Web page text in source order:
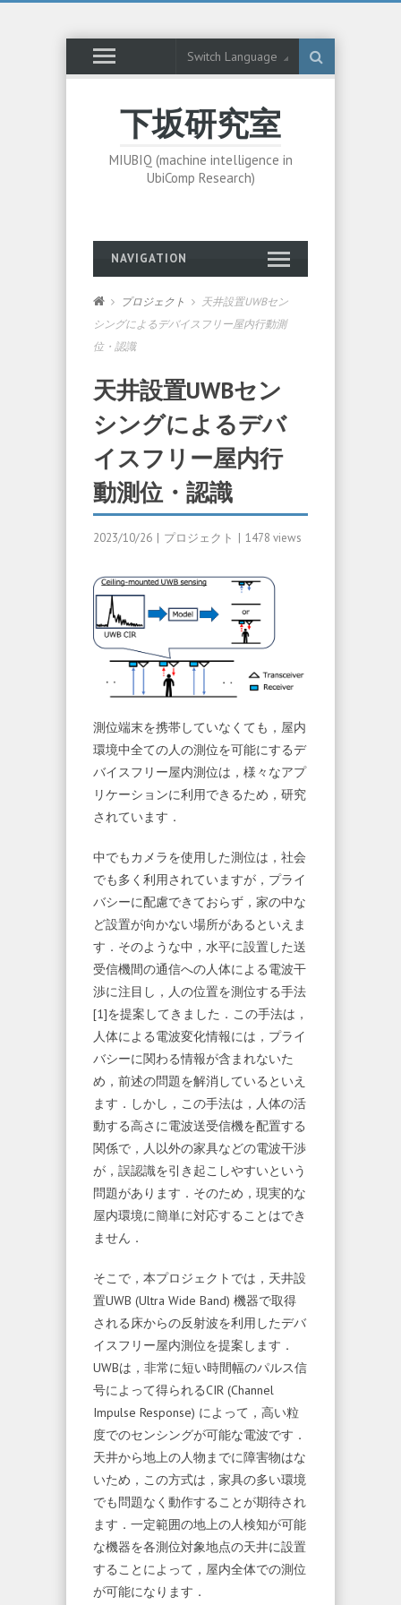
Switch Language
下坂研究室
MIUBIQ (machine intelligence in
UbiComp Research)
NAVIGATION
プロジェクト
天井設置UWBセン
シングによるデバイスフリー屋内行動測
位・認識
天井設置UWBセン
シングによるデバ
イスフリー屋内行
動測位・認識
2023/10/26 | プロジェクト | 1478 views
測位端末を携帯していなくても，屋内
環境中全ての人の測位を可能にするデ
バイスフリー屋内測位は，様々なアプ
リケーションに利用できるため，研究
されています．
中でもカメラを使用した測位は，社会
でも多く利用されていますが，プライ
バシーに配慮できておらず，家の中な
ど設置が向かない場所があるといえま
す．そのような中，水平に設置した送
受信機間の通信への人体による電波干
渉に注目し，人の位置を測位する手法
[1]を提案してきました．この手法は，
人体による電波変化情報には，プライ
バシーに関わる情報が含まれないた
め，前述の問題を解消しているといえ
ます．しかし，この手法は，人体の活
動する高さに電波送受信機を配置する
関係で，人以外の家具などの電波干渉
が，誤認識を引き起こしやすいという
問題があります．そのため，現実的な
屋内環境に簡単に対応することはでき
ません．
そこで，本プロジェクトでは，天井設
置UWB (Ultra Wide Band) 機器で取得
される床からの反射波を利用したデバ
イスフリー屋内測位を提案します．
UWBは，非常に短い時間幅のパルス信
号によって得られるCIR (Channel
Impulse Response) によって，高い粒
度でのセンシングが可能な電波です．
天井から地上の人物までに障害物はな
いため，この方式は，家具の多い環境
でも問題なく動作することが期待され
ます．一定範囲の地上の人検知が可能
な機器を各測位対象地点の天井に設置
することによって，屋内全体での測位
が可能になります．